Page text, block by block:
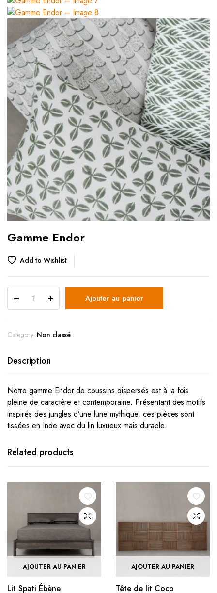
Gamme Endor
Add to Wishlist
Ajouter au panier
Category: Non classé
Description
Notre gamme Endor de coussins dispersés est à la fois
pleine de caractère et contemporaine. Présentant des motifs
inspirés des jungles d’une lune mythique, ces pièces sont
tissées en Inde avec du lin luxueux mais durable.
Related products
AJOUTER AU PANIER
Lit Spati Ébène
AJOUTER AU PANIER
Tête de lit Coco